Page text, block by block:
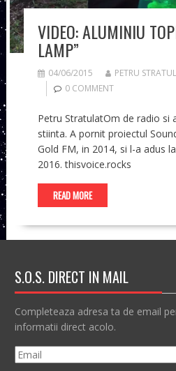
VIDEO: ALUMINIU
LAMP”
04/06/2015 PETRU
0 COMMENT
Petru StratulatOm de radio si
stiinta. A pornit proiectul
Gold FM, in 2014, si l-a adus
2016. thisvoice.rocks
READ MORE
S.O.S. DIRECT IN MAIL
Completeaza adresa ta de email
informatii direct acolo.
Email